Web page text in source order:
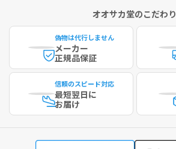
オオサカ堂のこだわり
偽物は代行しません
メーカー
正規品保証
信頼のスピード対応
最短翌日に
お届け